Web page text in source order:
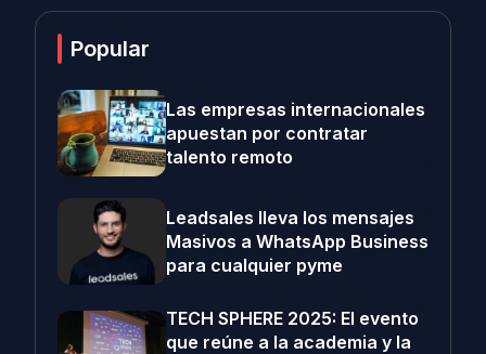
Popular
Las empresas internacionales
apuestan por contratar
talento remoto
Leadsales lleva los mensajes
Masivos a WhatsApp Business
para cualquier pyme
TECH SPHERE 2025: El evento
que reúne a la academia y la